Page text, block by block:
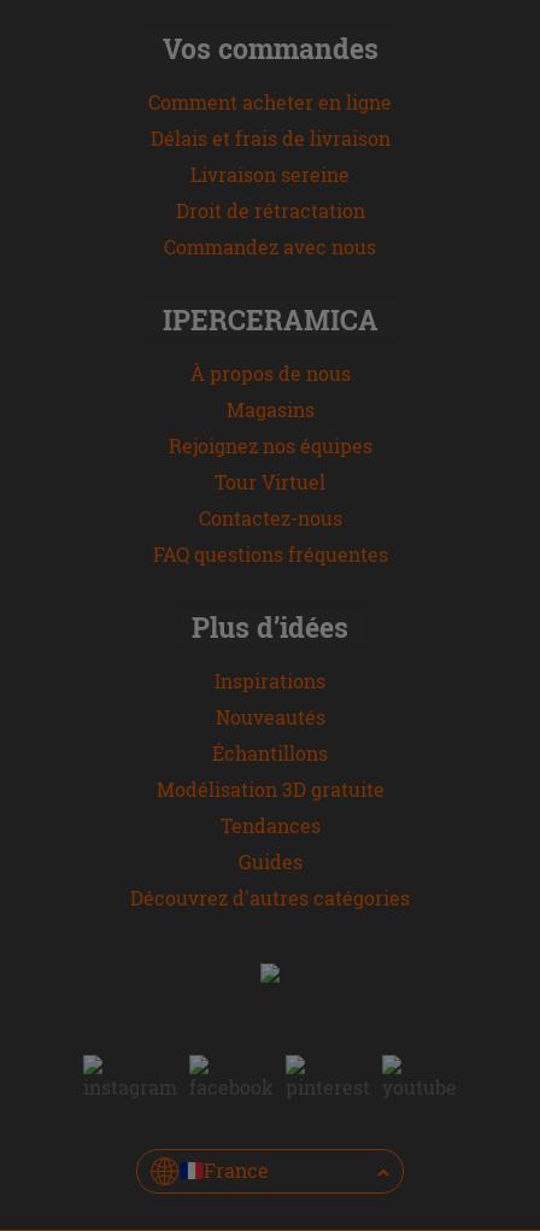
Vos commandes
Comment acheter en ligne
Délais et frais de livraison
Livraison sereine
Droit de rétractation
Commandez avec nous
IPERCERAMICA
À propos de nous
Magasins
Rejoignez nos équipes
Tour Virtuel
Contactez-nous
FAQ questions fréquentes
Plus d’idées
Inspirations
Nouveautés
Échantillons
Modélisation 3D gratuite
Tendances
Guides
Découvrez d'autres catégories
France